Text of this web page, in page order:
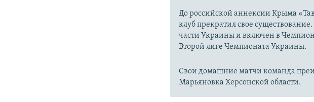
До российской аннексии Крыма
клуб прекратил свое
части Украины и включен в
Второй лиге Чемпионата Украины.
Свои домашние матчи команда
Марьяновка Херсонской области.